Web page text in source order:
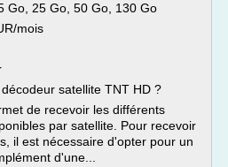
Go, 25 Go, 50 Go, 130 Go
mois
satellite TNT HD ?
de recevoir les différents
par satellite. Pour recevoir
il est nécessaire d'opter pour un
d'une...